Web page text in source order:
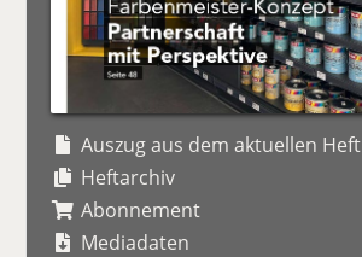
Auszug aus dem aktuellen Heft
Heftarchiv
Abonnement
Mediadaten